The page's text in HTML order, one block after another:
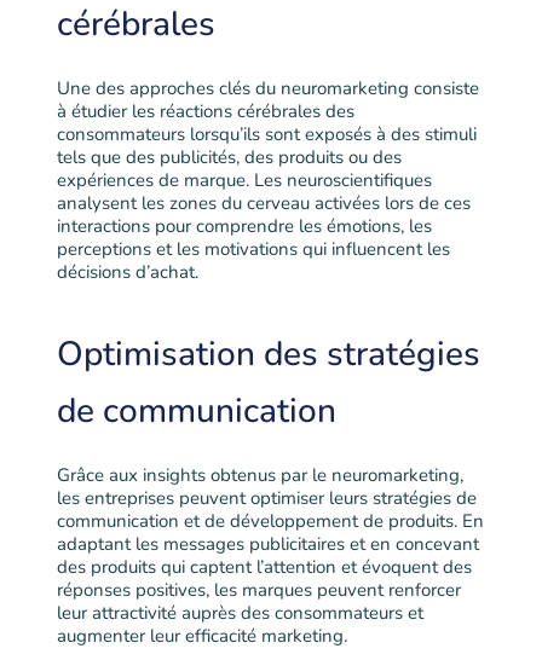
cérébrales
Une des approches clés du neuromarketing consiste
à étudier les réactions cérébrales des
consommateurs lorsqu’ils sont exposés à des stimuli
tels que des publicités, des produits ou des
expériences de marque. Les neuroscientifiques
analysent les zones du cerveau activées lors de ces
interactions pour comprendre les émotions, les
perceptions et les motivations qui influencent les
décisions d’achat.
Optimisation des stratégies
de communication
Grâce aux insights obtenus par le neuromarketing,
les entreprises peuvent optimiser leurs stratégies de
communication et de développement de produits. En
adaptant les messages publicitaires et en concevant
des produits qui captent l’attention et évoquent des
réponses positives, les marques peuvent renforcer
leur attractivité auprès des consommateurs et
augmenter leur efficacité marketing.